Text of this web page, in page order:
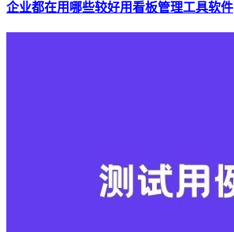
企业都在用哪些较好用看板管理工具软件